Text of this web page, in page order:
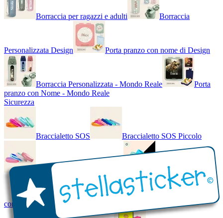
Borraccia per ragazzi e adulti Borraccia
Personalizzata Design Porta pranzo con nome di Design
Borraccia Personalizzata - Mondo Reale
Porta
pranzo con Nome - Mondo Reale
Sicurezza
Braccialetto SOS Braccialetto SOS Piccolo
Braccialetto SOS - Bicolore Braccialetto SOS
con Nome - Luminoso